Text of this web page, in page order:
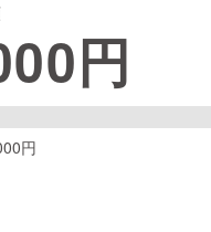
ファッション
円
円